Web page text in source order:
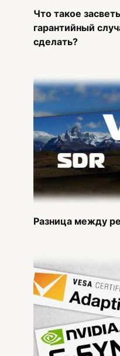
Что такое
гарантийный
сделать?
Разница между